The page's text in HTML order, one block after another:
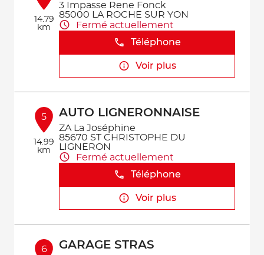
14.79
km
3 Impasse Rene Fonck
85000 LA ROCHE SUR YON
Fermé actuellement
Téléphone
Voir plus
5
14.99
km
AUTO LIGNERONNAISE
ZA La Joséphine
85670 ST CHRISTOPHE DU
LIGNERON
Fermé actuellement
Téléphone
Voir plus
6 GARAGE STRAS